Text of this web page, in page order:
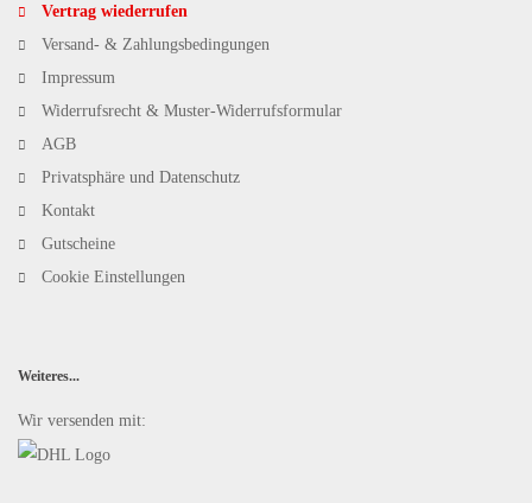
Vertrag wiederrufen
Versand- & Zahlungsbedingungen
Impressum
Widerrufsrecht & Muster-Widerrufsformular
AGB
Privatsphäre und Datenschutz
Kontakt
Gutscheine
Cookie Einstellungen
Weiteres...
Wir versenden mit: